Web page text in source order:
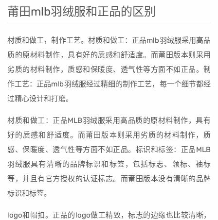
莆田mlb羽绒服和正品的区别
材质和做工，制作工艺。材质和做工：正品mlb羽绒服采用高品
质的原材料制作，具有好的质感和舒适度。而莆田版本则采用
劣质的材料制作，质感和保暖度、透气性等方面不如正品。制
作工艺：正品mlb羽绒服经过精细的制作工艺，每一个细节都经
过精心设计和打磨。
材质和做工：正品MLB羽绒服采用高品质的原材料制作，具有
好的质感和舒适度。而莆田版本则采用劣质的材料制作，质
感、保暖度、透气性等方面不如正品。标识和标签：正品MLB
羽绒服具有清晰的品牌标识和标签，包括标志、领标、袖标
等，并且有官方授权的认证标志。而莆田版本没有清晰的品牌
标识和标签。
logo和帽扣。正品的logo做工精致，标志的边缘也比较清晰，